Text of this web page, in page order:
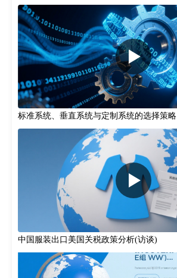
标准系统、垂直系统与定制系统的选择策略
中国服装出口美国关税政策分析(访谈)